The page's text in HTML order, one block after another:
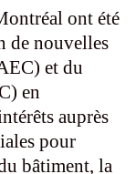
ont été
de nouvelles
et du
en
auprès
pour
bâtiment, la